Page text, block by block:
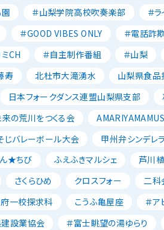
＃山梨学院高校吹奏楽部 ＃
＃GOOD VIBES ONLY ＃電話詐
CH ＃自主制作番組 ＃山梨
寿 北杜市大滝湧水 山梨県食
日本フォークダンス連盟山梨県支部
の荒川をつくる会
じバレーボール大会 甲州弁シンデレラ
★ちび ふえふきマルシェ 芦川
さくらひめ クロスフォー 二科
一校探求科 こうふ亀屋座 ＃ア
建設業協会 ＃富士眺望の湯ゆらり